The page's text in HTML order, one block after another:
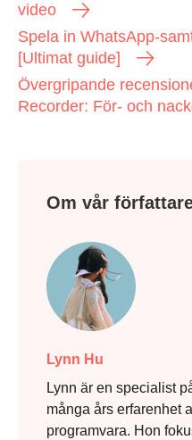
Steg 2.
video
Spela in WhatsApp-
[Ultimat guide]
Övergripande
Recorder: För- och
Om vår
Lynn Hu
Lynn är en specialist
många års erfarenhet
programvara. Hon